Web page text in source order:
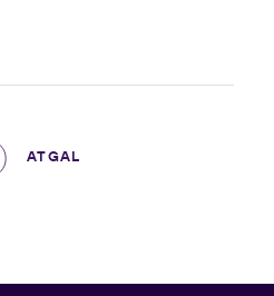
ATGAL